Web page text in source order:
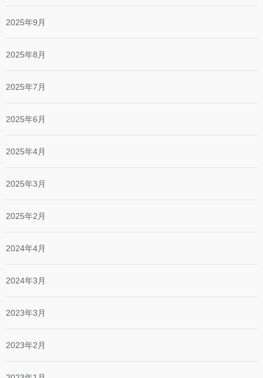
2025年9月
2025年8月
2025年7月
2025年6月
2025年4月
2025年3月
2025年2月
2024年4月
2024年3月
2023年3月
2023年2月